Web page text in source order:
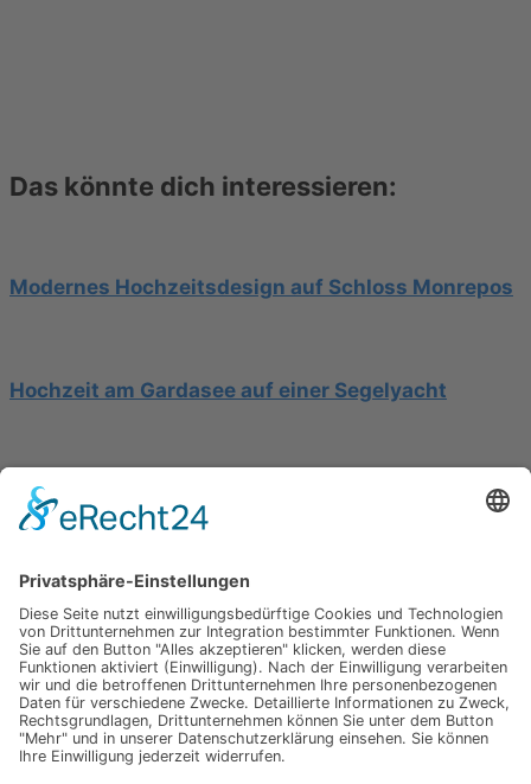
Das könnte dich interessieren:
Modernes Hochzeitsdesign auf Schloss Monrepos
Hochzeit am Gardasee auf einer Segelyacht
Mediterrane Hochzeit unter Mimosen
Impressum
Werbung
About
Einsendung
AGB
Datenschutzerklärung